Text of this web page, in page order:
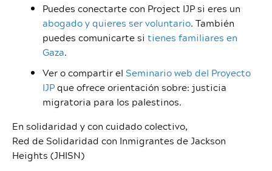
Puedes conectarte con Project IJP si eres un
abogado y quieres ser voluntario. También
puedes comunicarte si tienes familiares en
Gaza.
Ver o compartir el Seminario web del Proyecto
IJPque ofrece orientación sobre: ​​justicia
migratoria para los palestinos.
En solidaridad y con cuidado colectivo,
Red de Solidaridad con Inmigrantes de Jackson
Heights (JHISN)